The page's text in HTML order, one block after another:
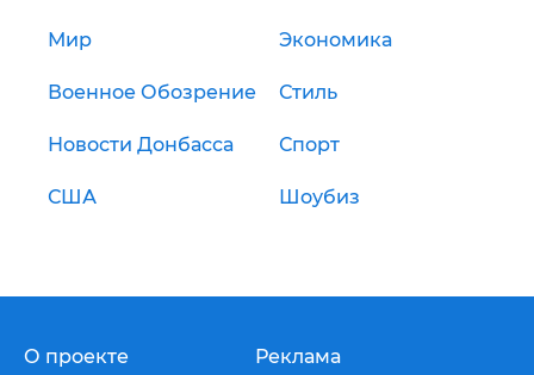
Мир Экономика
Военное Обозрение Стиль
Новости Донбасса Спорт
США Шоубиз
О проекте Реклама